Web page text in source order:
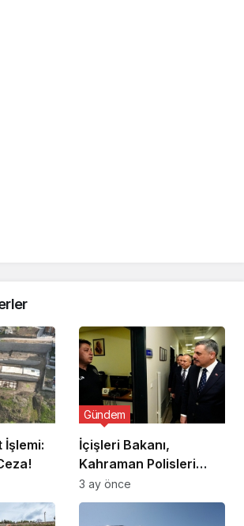
İşlemi:
İçişleri Bakanı,
Kahraman Polisleri
Ziyaret Etti
Gündem
3 ay önce